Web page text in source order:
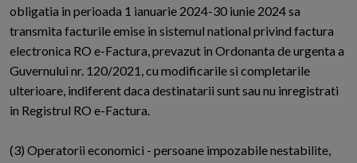
obligatia in perioada 1 ianuarie 2024-30 iunie 2024 sa
transmita facturile emise in sistemul national privind factura
electronica RO e-Factura, prevazut in Ordonanta de urgenta a
Guvernului nr. 120/2021, cu modificarile si completarile
ulterioare, indiferent daca destinatarii sunt sau nu inregistrati
in Registrul RO e-Factura.
(3) Operatorii economici - persoane impozabile nestabilite,